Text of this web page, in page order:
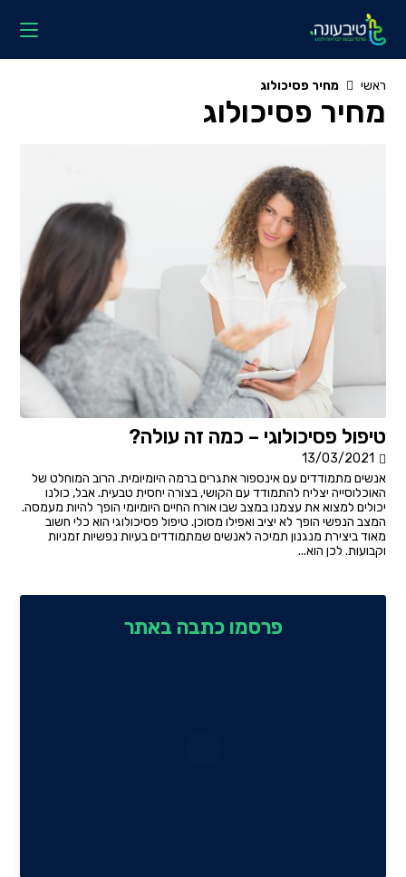
content
ראשי מחיר פסיכולוג
מחיר פסיכולוג
טיפול פסיכולוגי – כמה זה עולה?
13/03/2021
אנשים מתמודדים עם אינספור אתגרים ברמה היומיומית. הרוב המוחלט של
האוכלוסייה יצליח להתמודד עם הקושי, בצורה יחסית טבעית. אבל, כולנו
יכולים למצוא את עצמנו במצב שבו אורח החיים היומיומי הופך להיות מעמסה.
המצב הנפשי הופך לא יציב ואפילו מסוכן. טיפול פסיכולוגי הוא כלי חשוב
מאוד ביצירת מנגנון תמיכה לאנשים שמתמודדים בעיות נפשיות זמניות
וקבועות. לכן הוא...
פרסמו כתבה באתר